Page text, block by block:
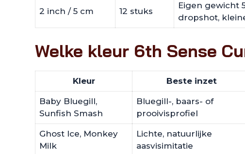
2 inch / 5 cm 12 stuks
Eigen gewicht
dropshot,
Welke kleur 6th Sense
Kleur Beste inzet
Baby Bluegill,
Sunfish Smash
Bluegill-, baars- of
prooivisprofiel
Ghost Ice, Monkey
Milk
Lichte, natuurlijke
aasvisimitatie